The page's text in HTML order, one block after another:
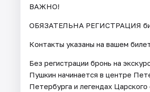
ВАЖНО!
ОБЯЗАТЕЛЬНА РЕГИСТРАЦИЯ
Контакты указаны на вашем
Без регистрации бронь на
Пушкин начинается в центре
Петербурга и легендах Царского